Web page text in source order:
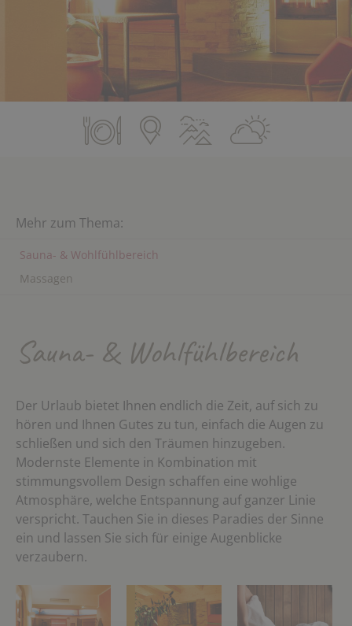
Mehr zum Thema:
Sauna- & Wohlfühlbereich
Massagen
Sauna- & Wohlfühlbereich
Der Urlaub bietet Ihnen endlich die Zeit, auf sich zu
hören und Ihnen Gutes zu tun, einfach die Augen zu
schließen und sich den Träumen hinzugeben.
Modernste Elemente in Kombination mit
stimmungsvollem Design schaffen eine wohlige
Atmosphäre, welche Entspannung auf ganzer Linie
verspricht. Tauchen Sie in dieses Paradies der Sinne
ein und lassen Sie sich für einige Augenblicke
verzaubern.